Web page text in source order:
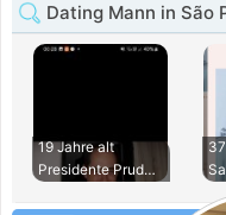
Dating Mann in São
19 Jahre alt
Presidente Prudent